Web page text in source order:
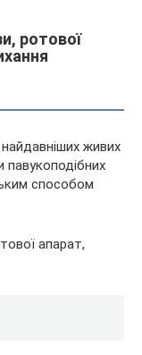
ротової
найдавніших живих
павукоподібних
способом